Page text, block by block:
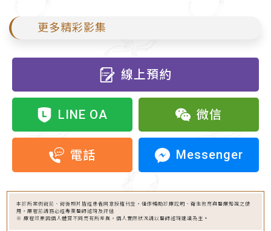
更多精彩影集
線上預約
LINE OA 微信
電話 Messenger
本診所案例術前、術後照片皆經患者同意授權刊登，僅作輔助診療說明、衛生教育與醫療知識之使
用，療程前請務必經專業醫師諮詢及評估
※ 療程效果因個人體質不同而有所差異，個人實際狀況請以醫師諮詢建議為主。